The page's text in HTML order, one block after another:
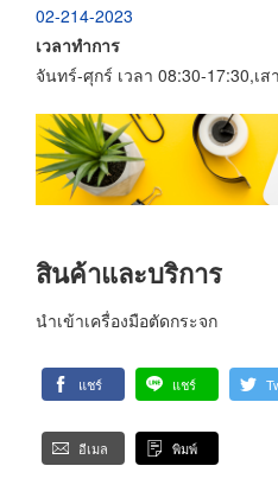
02-214-2023
เวลาทำการ
จันทร์-ศุกร์ เวลา 08:30-17:30,เส
สินค้าและบริการ
นำเข้าเครื่องมือตัดกระจก
แชร์ แชร์
อีเมล พิมพ์